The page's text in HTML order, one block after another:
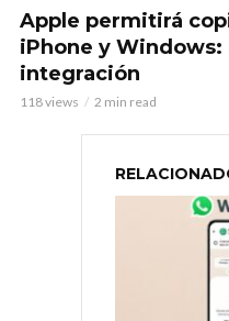
Apple permitirá
iPhone y Windows:
integración
118 views 2 min read